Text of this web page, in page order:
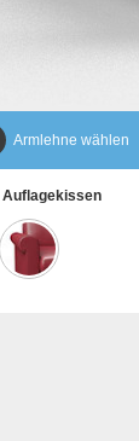
Armlehne wählen
Auflagekissen